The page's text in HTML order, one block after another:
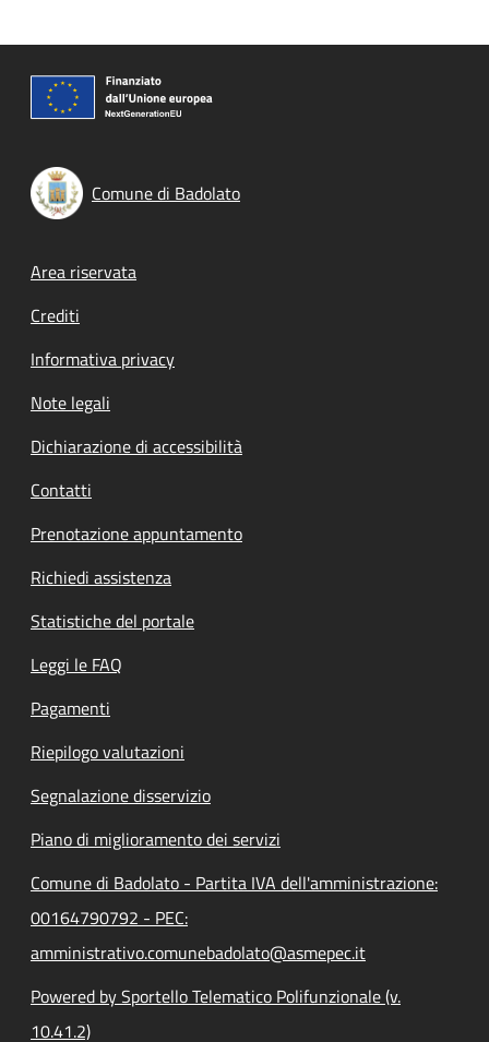
Comune di Badolato
Footer menu
Area riservata
Crediti
Informativa privacy
Note legali
Dichiarazione di accessibilità
Contatti
Prenotazione appuntamento
Richiedi assistenza
Statistiche del portale
Leggi le FAQ
Pagamenti
Riepilogo valutazioni
Segnalazione disservizio
Piano di miglioramento dei servizi
Comune di Badolato - Partita IVA dell'amministrazione:
00164790792 - PEC:
amministrativo.comunebadolato@asmepec.it
Powered by Sportello Telematico Polifunzionale (v.
10.41.2)